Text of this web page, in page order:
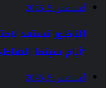
أغسطس 5, 2026
الناظور تستعد
“أيام سينما
أغسطس 5, 2026